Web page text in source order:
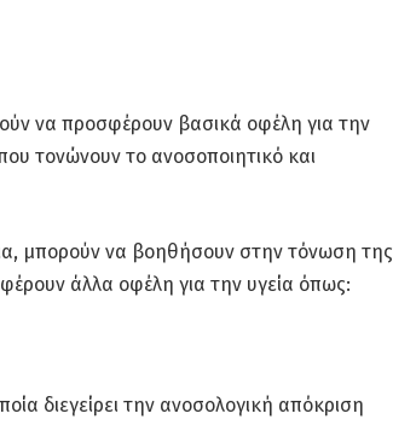
να προσφέρουν βασικά οφέλη για την
τονώνουν το ανοσοποιητικό και
μπορούν να βοηθήσουν στην τόνωση της
άλλα οφέλη για την υγεία όπως:
διεγείρει την ανοσολογική απόκριση